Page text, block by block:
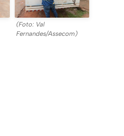
(Foto: Val
Fernandes/Assecom)